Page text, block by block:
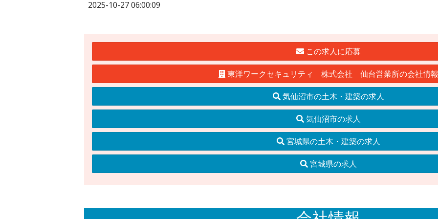
2025-10-27 06:00:09
この求人に応募
東洋ワークセキュリティ 株式会社 仙台営業所の会社情報
気仙沼市の土木・建築の求人
気仙沼市の求人
宮城県の土木・建築の求人
宮城県の求人